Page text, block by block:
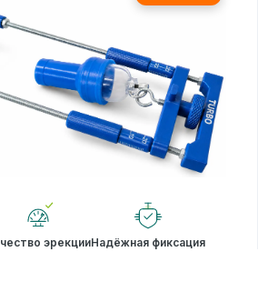
эрекцииНадёжная фиксация